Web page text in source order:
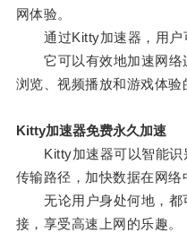
网体验。
通过Kitty加速器，用户
它可以有效地加速网络
浏览、视频播放和游戏体验
Kitty加速器免费永久加速
Kitty加速器可以智能识
传输路径，加快数据在网络
无论用户身处何地，都
接，享受高速上网的乐趣。